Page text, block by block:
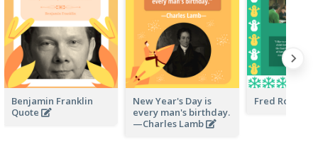
Benjamin Franklin
Quote
New Year's Day is
every man's birthday.
—Charles Lamb
Fred Rogers